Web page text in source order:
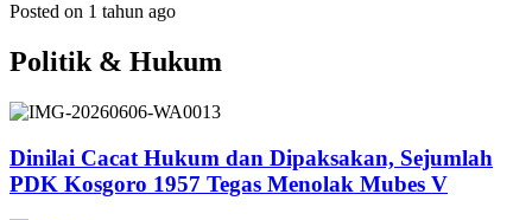
Posted on 1 tahun ago
Politik & Hukum
Dinilai Cacat Hukum dan Dipaksakan, Sejumlah
PDK Kosgoro 1957 Tegas Menolak Mubes V